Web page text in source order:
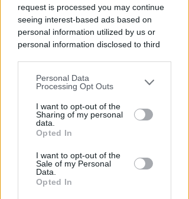
request is processed you may continue
seeing interest-based ads based on
personal information utilized by us or
personal information disclosed to third
You may separately opt-out of the further
disclosure of your personal information
by third parties on the IAB’s list of
downstream participants.
by us to third parties on the IAB’s List of
Downstream Participants that may
further disclose it to other third parties.
Personal Data
Processing Opt Outs
I want to opt-out of the
Sharing of my personal
data.
Opted In
I want to opt-out of the
Sale of my Personal
Data.
Opted In
SABATO AL "BIANCHELLI"
Ingresso gratuito per il test
match tra Vigor Senigallia e
Rimini
Icaro Sport